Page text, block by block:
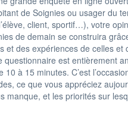
de Soignies ou usager du
client, sportif…), votre
de demain se construira
et des expériences de celles et
questionnaire est entièrement
10 à 15 minutes. C’est
ce que vous appréciez
manque, et les priorités sur